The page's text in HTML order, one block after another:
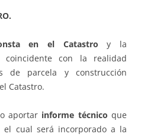
en el Catastro y la
coincidente con la realidad
de parcela y construcción
Catastro.
aportar informe técnico que
el cual será incorporado a la